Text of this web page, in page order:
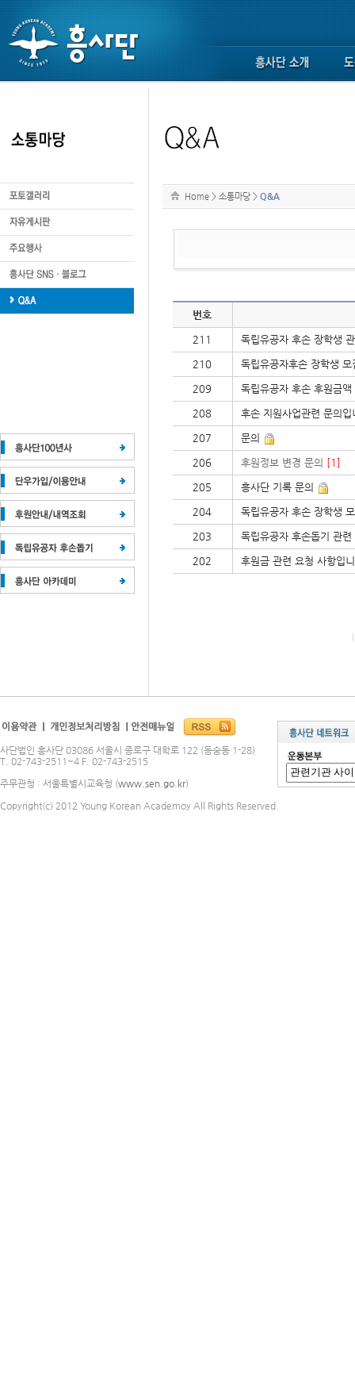
Home > 소통마당 > Q&A
번호
211 독립유공자 후손 장학생
210 독립유공자후손 장학생
209 독립유공자 후손 후원금
208 후손 지원사업관련 문의
207 문의
206 후원정보 변경 문의 [1]
205 흥사단 기록 문의
204 독립유공자 후손 장학생
203 독립유공자 후손돕기 관
202 후원금 관련 요청 사항입
사단법인 흥사단 03086 서울시 종로구 대학로 122 (동숭동 1-28)
T. 02-743-2511~4 F. 02-743-2515
주무관청 : 서울특별시교육청 (www.sen.go.kr)
Copyright(c) 2012 Young Korean Academoy All Rights Reserved.